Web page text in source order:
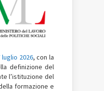
2026, con la
definizione del
l’istituzione del
formazione e